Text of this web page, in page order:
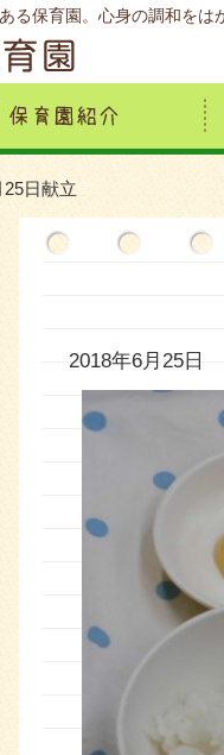
る保育園。心身の調和を
25日献立
2018年6月25日